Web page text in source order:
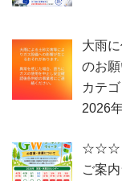
大雨
のお願
カテ
2026
☆☆☆
ご案